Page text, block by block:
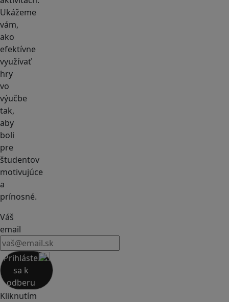
Ukážeme
vám,
ako
efektívne
využívať
hry
vo
výučbe
tak,
aby
boli
pre
študentov
motivujúce
a
prínosné.
Váš
email
Prihláste
sa k
odberu
Kliknutím